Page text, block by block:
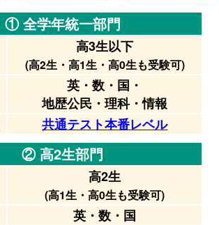
① 全学年統一部門
高3生以下
(高2生・高1生・高0生も受験可)
英・数・国・
地歴公民・理科・情報
共通テスト本番レベル
② 高2生部門
高2生
(高1生・高0生も受験可)
英・数・国